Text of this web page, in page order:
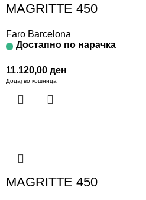
MAGRITTE 450
Faro Barcelona
Достапно по нарачка
11.120,00 ден
Додај во кошница
MAGRITTE 450